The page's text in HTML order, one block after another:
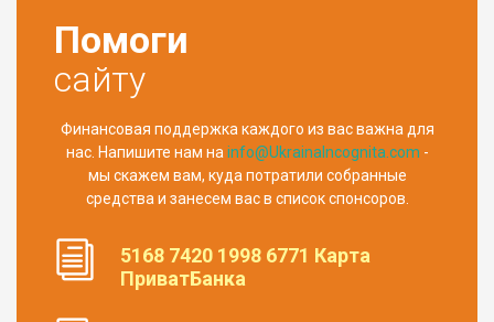
Помоги
сайту
Финансовая поддержка каждого из вас важна для
нас. Напишите нам наinfo@UkrainaIncognita.com -
мы скажем вам, куда потратили собранные
средства и занесем вас в список спонсоров.
5168 7420 1998 6771 Карта
ПриватБанка